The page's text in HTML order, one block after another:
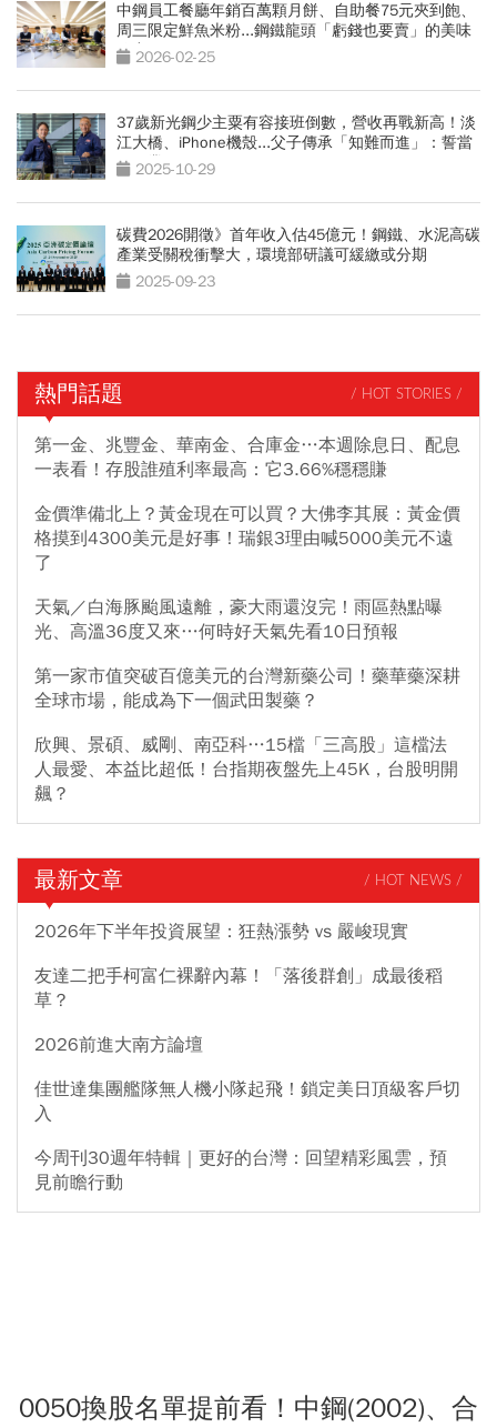
中鋼員工餐廳年銷百萬顆月餅、自助餐75元夾到飽、
周三限定鮮魚米粉...鋼鐵龍頭「虧錢也要賣」的美味
秘密2026-02-25
37歲新光鋼少主粟有容接班倒數，營收再戰新高！淡
江大橋、iPhone機殼...父子傳承「知難而進」：誓當
鋼鐵業Costco
2025-10-29
碳費2026開徵》首年收入估45億元！鋼鐵、水泥高碳
產業受關稅衝擊大，環境部研議可緩繳或分期
2025-09-23
熱門話題 / HOT STORIES /
第一金、兆豐金、華南金、合庫金…本週除息日、配息
一表看！存股誰殖利率最高：它3.66%穩穩賺
金價準備北上？黃金現在可以買？大佛李其展：黃金價
格摸到4300美元是好事！瑞銀3理由喊5000美元不遠
了
天氣／白海豚颱風遠離，豪大雨還沒完！雨區熱點曝
光、高溫36度又來…何時好天氣先看10日預報
第一家市值突破百億美元的台灣新藥公司！藥華藥深耕
全球市場，能成為下一個武田製藥？
欣興、景碩、威剛、南亞科…15檔「三高股」這檔法
人最愛、本益比超低！台指期夜盤先上45K，台股明開
飆？
最新文章 / HOT NEWS /
2026年下半年投資展望：狂熱漲勢 vs 嚴峻現實
友達二把手柯富仁裸辭內幕！「落後群創」成最後稻
草？
2026前進大南方論壇
佳世達集團艦隊無人機小隊起飛！鎖定美日頂級客戶切
入
今周刊30週年特輯｜更好的台灣：回望精彩風雲，預
見前瞻行動
0050換股名單提前看！中鋼(2002)、合